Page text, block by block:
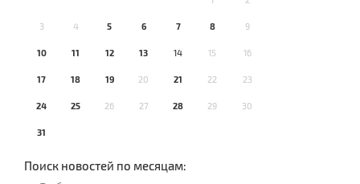
3 4 5 6 7 8 9
10 11 12 13 14 15 16
17 18 19 20 21 22 23
24 25 26 27 28 29 30
31
Поиск новостей по месяцам: